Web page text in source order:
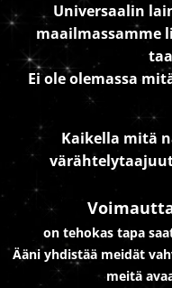
Universaalin
maailmassamme
Ei ole olemassa
Kaikella mitä
on tehokas tapa
Ääni yhdistää meidät
meitä